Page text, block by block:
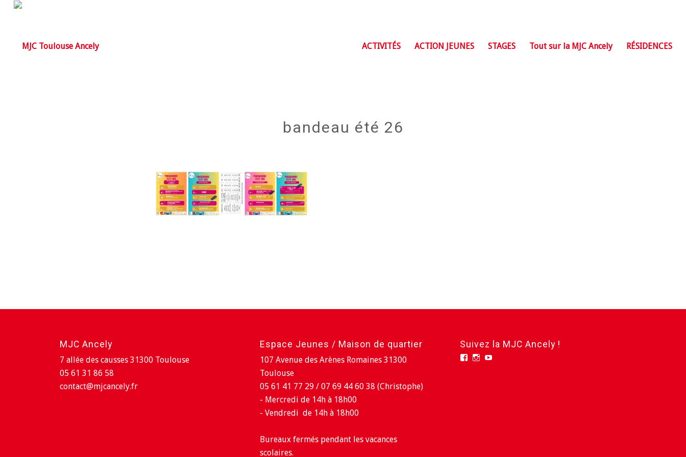
ACTIVITÉS ACTION JEUNES STAGES Tout sur la MJC Ancely RÉSIDENCES
bandeau été 26
MJC Ancely
7 allée des causses 31300 Toulouse
05 61 31 86 58
contact@mjcancely.fr
Espace Jeunes / Maison de quartier
107 Avenue des Arènes Romaines 31300
Toulouse
05 61 41 77 29 / 07 69 44 60 38 (Christophe)
- Mercredi de 14h à 18h00
- Vendredi de 14h à 18h00
Bureaux fermés pendant les vacances
scolaires.
Suivez la MJC Ancely !
FacebookInstagram